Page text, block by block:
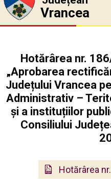
Vrancea
Hotărârea nr.
„Aprobarea
Județului Vrancea
Administrativ –
şi a instituțiilor
Consiliului
Hotărârea